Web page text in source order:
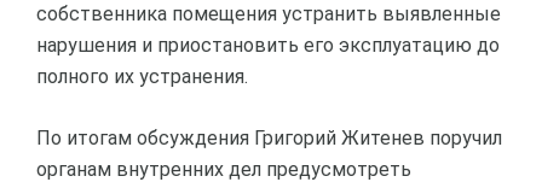
собственника помещения устранить выявленные
нарушения и приостановить его эксплуатацию до
полного их устранения.
По итогам обсуждения Григорий Житенев поручил
органам внутренних дел предусмотреть